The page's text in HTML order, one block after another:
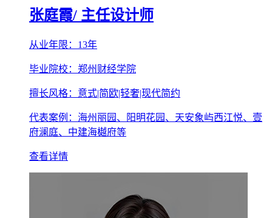
张庭霞/ 主任设计师
从业年限：13年
毕业院校：郑州财经学院
擅长风格：意式|简欧|轻奢|现代简约
代表案例：海州丽园、阳明花园、天安象屿西江悦、壹
府澜庭、中建海樾府等
查看详情